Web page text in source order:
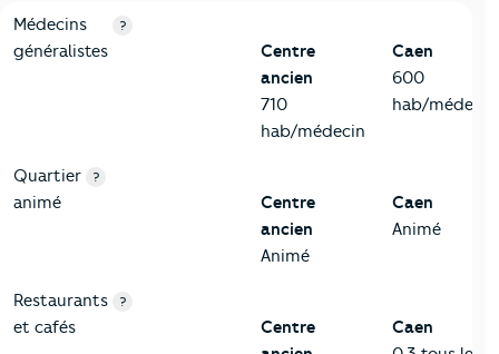
5-Commerces
Critères Centre ancien
Médecins
généralistes
?
Centre
ancien
710
hab/médecin
Caen
600
hab/médecin
Quartier
animé
?
Centre
ancien
Animé
Caen
Animé
Restaurants
et cafés
?
Centre
Caen